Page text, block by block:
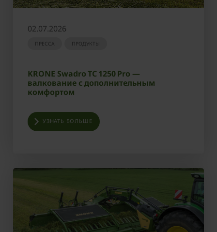
02.07.2026
ПРЕССА ПРОДУКТЫ
KRONE Swadro TC 1250 Pro —
валкование с дополнительным
комфортом
УЗНАТЬ БОЛЬШЕ